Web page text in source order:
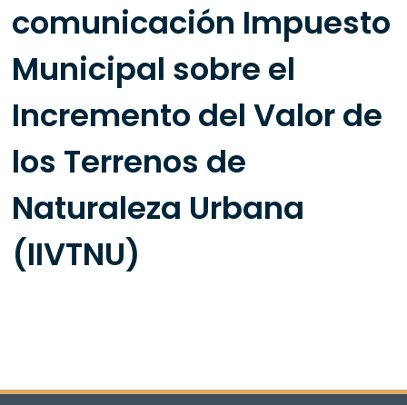
comunicación Impuesto
Municipal sobre el
Incremento del Valor de
los Terrenos de
Naturaleza Urbana
(IIVTNU)